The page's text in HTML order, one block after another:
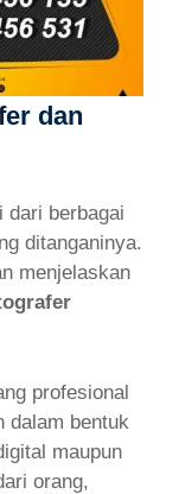
dan
dari berbagai
ditanganinya.
menjelaskan
profesional
dalam bentuk
maupun
orang,